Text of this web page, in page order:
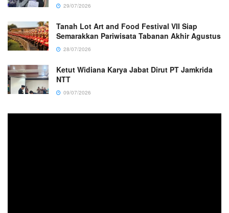
29/07/2026
Tanah Lot Art and Food Festival VII Siap
Semarakkan Pariwisata Tabanan Akhir Agustus
28/07/2026
Ketut Widiana Karya Jabat Dirut PT Jamkrida
NTT
09/07/2026